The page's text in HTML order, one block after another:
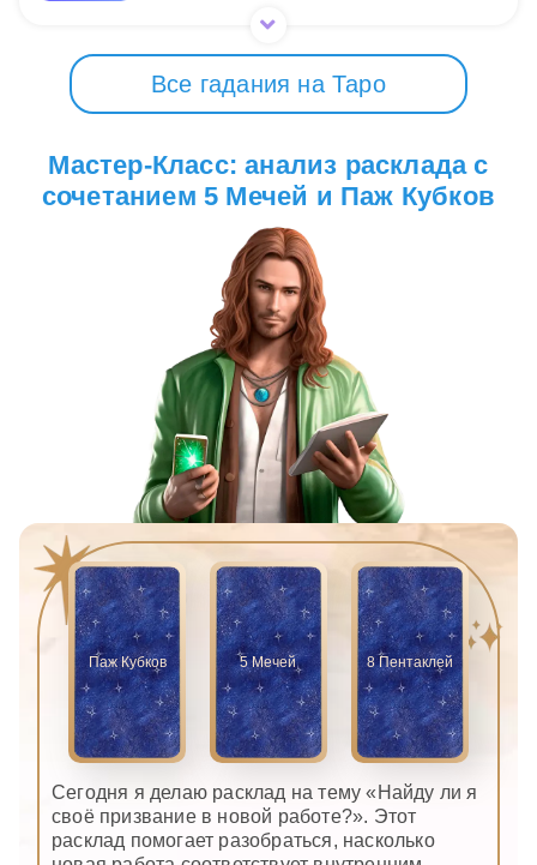
Все гадания на Таро
Мастер-Класс: анализ расклада с
сочетанием 5 Мечей и Паж Кубков
Паж Кубков 5 Мечей 8 Пентаклей
Сегодня я делаю расклад на тему «Найду ли я
своё призвание в новой работе?». Этот
расклад помогает разобраться, насколько